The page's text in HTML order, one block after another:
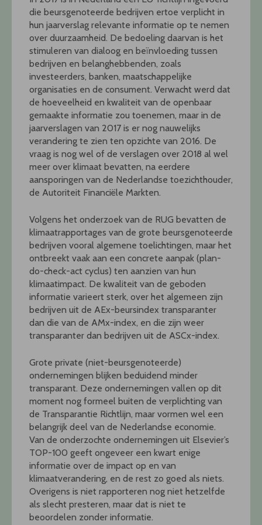
die beursgenoteerde bedrijven ertoe verplicht in
hun jaarverslag relevante informatie op te nemen
over duurzaamheid. De bedoeling daarvan is het
stimuleren van dialoog en beïnvloeding tussen
bedrijven en belanghebbenden, zoals
investeerders, banken, maatschappelijke
organisaties en de consument. Verwacht werd dat
de hoeveelheid en kwaliteit van de openbaar
gemaakte informatie zou toenemen, maar in de
jaarverslagen van 2017 is er nog nauwelijks
verandering te zien ten opzichte van 2016. De
vraag is nog wel of de verslagen over 2018 al wel
meer over klimaat bevatten, na eerdere
aansporingen van de Nederlandse toezichthouder,
de Autoriteit Financiële Markten.
Volgens het onderzoek van de RUG bevatten de
klimaatrapportages van de grote beursgenoteerde
bedrijven vooral algemene toelichtingen, maar het
ontbreekt vaak aan een concrete aanpak (plan-
do-check-act cyclus) ten aanzien van hun
klimaatimpact. De kwaliteit van de geboden
informatie varieert sterk, over het algemeen zijn
bedrijven uit de AEx-beursindex transparanter
dan die van de AMx-index, en die zijn weer
transparanter dan bedrijven uit de ASCx-index.
Grote private (niet-beursgenoteerde)
ondernemingen blijken beduidend minder
transparant. Deze ondernemingen vallen op dit
moment nog formeel buiten de verplichting van
de Transparantie Richtlijn, maar vormen wel een
belangrijk deel van de Nederlandse economie.
Van de onderzochte ondernemingen uit Elsevier’s
TOP-100 geeft ongeveer een kwart enige
informatie over de impact op en van
klimaatverandering, en de rest zo goed als niets.
Overigens is niet rapporteren nog niet hetzelfde
als slecht presteren, maar dat is niet te
beoordelen zonder informatie.